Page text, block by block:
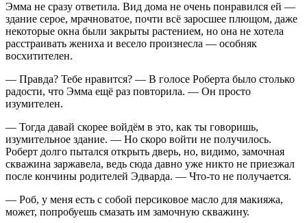
Эмма не сразу ответила. Вид дома не очень понравился ей —
здание серое, мрачноватое, почти всё заросшее плющом, даже
некоторые окна были закрыты растением, но она не хотела
расстраивать жениха и весело произнесла — особняк
восхитителен.
— Правда? Тебе нравится? — В голосе Роберта было столько
радости, что Эмма ещё раз повторила. — Он просто
изумителен.
— Тогда давай скорее войдём в это, как ты говоришь,
изумительное здание. — Но скоро войти не получилось.
Роберт долго пытался открыть дверь, но, видимо, замочная
скважина заржавела, ведь сюда давно уже никто не приезжал
после кончины родителей Эдварда. — Что-то не получается.
— Роб, у меня есть с собой персиковое масло для макияжа,
может, попробуешь смазать им замочную скважину.